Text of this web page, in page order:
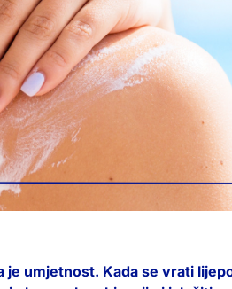
je umjetnost. Kada se vrati